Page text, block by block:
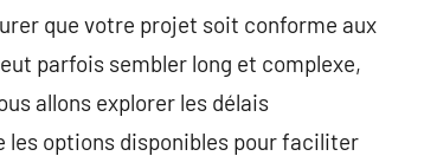
que votre projet soit conforme aux
parfois sembler long et complexe,
allons explorer les délais
les options disponibles pour faciliter